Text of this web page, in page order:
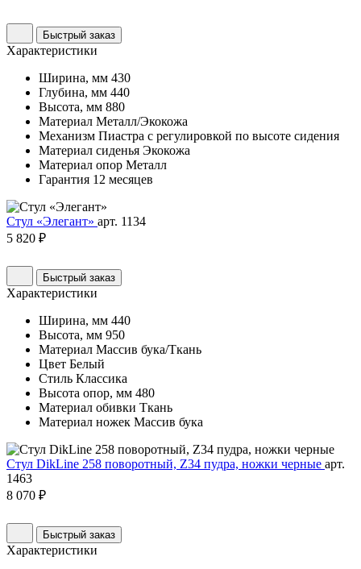
Быстрый заказ
Характеристики
Ширина, мм 430
Глубина, мм 440
Высота, мм 880
Материал Металл/Экокожа
Механизм Пиастра с регулировкой по высоте сидения
Материал сиденья Экокожа
Материал опор Металл
Гарантия 12 месяцев
Стул «Элегант» арт. 1134
5 820 ₽
Быстрый заказ
Характеристики
Ширина, мм 440
Высота, мм 950
Материал Массив бука/Ткань
Цвет Белый
Стиль Классика
Высота опор, мм 480
Материал обивки Ткань
Материал ножек Массив бука
Стул DikLine 258 поворотный, Z34 пудра, ножки черные арт.
1463
8 070 ₽
Быстрый заказ
Характеристики